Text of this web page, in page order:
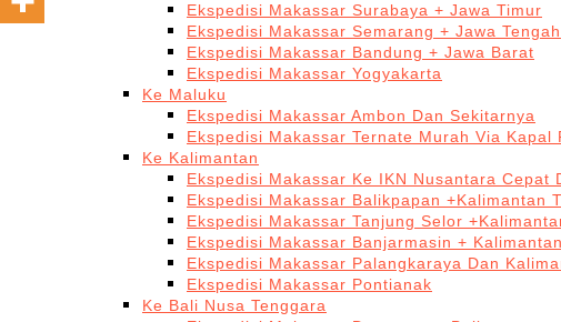
Ekspedisi Makassar Surabaya + Jawa Timur
Ekspedisi Makassar Semarang + Jawa Tengah
Ekspedisi Makassar Bandung + Jawa Barat
Ekspedisi Makassar Yogyakarta
Ke Maluku
Ekspedisi Makassar Ambon Dan Sekitarnya
Ekspedisi Makassar Ternate Murah Via Kapal
Ke Kalimantan
Ekspedisi Makassar Ke IKN Nusantara Cepat
Ekspedisi Makassar Balikpapan +Kalimantan
Ekspedisi Makassar Tanjung Selor
Ekspedisi Makassar Banjarmasin +
Ekspedisi Makassar Palangkaraya Dan
Ekspedisi Makassar Pontianak
Ke Bali Nusa Tenggara